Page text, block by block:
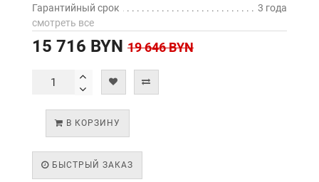
Гарантийный срок
3 года
смотреть все
15 716 BYN 19 646 BYN
В КОРЗИНУ
БЫСТРЫЙ ЗАКАЗ